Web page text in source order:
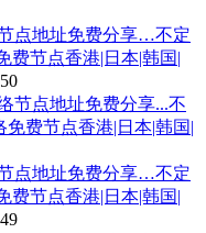
节点地址免费分享…不定
节点香港|日本|韩国|
节点地址免费分享…不定
节点香港|日本|韩国|